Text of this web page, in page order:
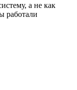
а не как
работали